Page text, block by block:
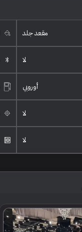
مقعد جلد
لا
أوروبي
لا
لا